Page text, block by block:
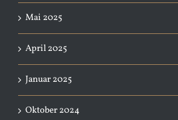
Mai 2025
April 2025
Januar 2025
Oktober 2024